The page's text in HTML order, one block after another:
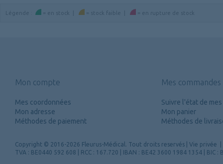
Légende = en stock = stock faible = en rupture de stock
Mon compte
Mes coordonnées
Mon adresse
Méthodes de paiement
Mes commandes
Suivre l'état de
Mon panier
Méthodes de
Copyright © 2016-2026 Fleurus-Médical. Tout droits reservés Vie privée
TVA : BE0440 592 608 | RCC : 167.720 | IBAN : BE42 3600 1984 1354 | BIC :